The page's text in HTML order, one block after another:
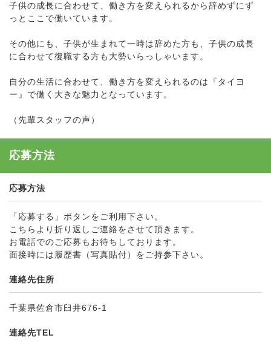
子供の成長に合わせて、働き方を変えられるから辞めずにず
っとここで働いています。
その他にも、子供が生まれて一時は辞めた方も、子供の成長
に合わせて復職する方も大勢いらっしゃいます。
自分の生活に合わせて、働き方を変えられるのは『タイヨ
ー』で働く大きな魅力となっています。
（先輩スタッフの声）
応募方法
応募方法
「応募する」ボタンをご利用下さい。
こちらより折り返しご連絡をさせて頂きます。
お電話でのご応募もお待ちしております。
面接時には履歴書（写真貼付）をご持参下さい。
連絡先住所
千葉県佐倉市臼井676-1
連絡先TEL